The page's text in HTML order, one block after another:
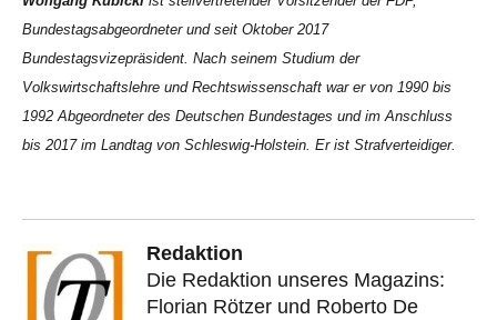
Bundestagsabgeordneter und seit Oktober 2017
Bundestagsvizepräsident. Nach seinem Studium der
Volkswirtschaftslehre und Rechtswissenschaft war er von 1990 bis
1992 Abgeordneter des Deutschen Bundestages und im Anschluss
bis 2017 im Landtag von Schleswig-Holstein. Er ist Strafverteidiger.
Redaktion
Die Redaktion unseres Magazins:
Florian Rötzer und Roberto De